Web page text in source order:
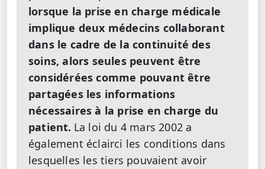
lorsque la prise en charge médicale
implique deux médecins collaborant
dans le cadre de la continuité des
soins, alors seules peuvent être
considérées comme pouvant être
partagées les informations
nécessaires à la prise en charge du
patient. La loi du 4 mars 2002 a
également éclairci les conditions dans
lesquelles les tiers pouvaient avoir